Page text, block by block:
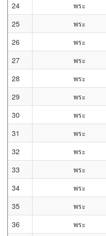
24
พระ
25
พระ
26
พระ
27
พระ
28
พระ
29
พระ
30
พระ
31
พระ
32
พระ
33
พระ
34
พระ
35
พระ
36
พระ